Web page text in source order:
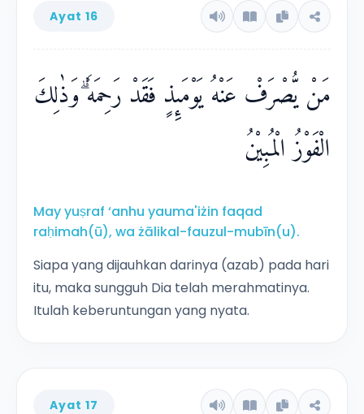
Ayat 16
مَنْ يُّصْرَفْ عَنْهُ يَوْمَىِٕذٍ فَقَدْ رَحِمَهٗ ۗوَذٰلِكَ
الْفَوْزُ الْمُبِيْنُ
May yuṣraf ‘anhu yauma'iżin faqad
raḥimah(ū), wa żālikal-fauzul-mubīn(u).
Siapa yang dijauhkan darinya (azab) pada hari
itu, maka sungguh Dia telah merahmatinya.
Itulah keberuntungan yang nyata.
Ayat 17